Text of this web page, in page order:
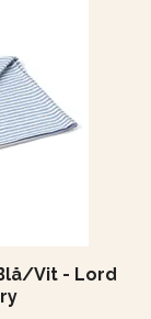
Vit - Lord